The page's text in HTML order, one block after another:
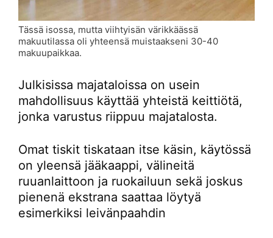
Tässä isossa, mutta viihtyisän värikkäässä
makuutilassa oli yhteensä muistaakseni 30-40
makuupaikkaa.
Julkisissa majataloissa on usein
mahdollisuus käyttää yhteistä keittiötä,
jonka varustus riippuu majatalosta.
Omat tiskit tiskataan itse käsin, käytössä
on yleensä jääkaappi, välineitä
ruuanlaittoon ja ruokailuun sekä joskus
pienenä ekstrana saattaa löytyä
esimerkiksi leivänpaahdin